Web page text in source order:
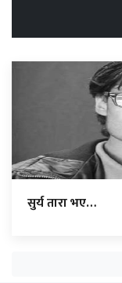
सुर्य तारा भए…